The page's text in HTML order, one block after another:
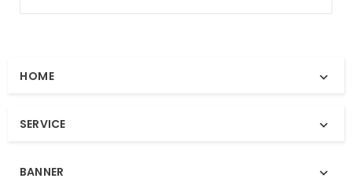
HOME 
SERVICE 
BANNER 